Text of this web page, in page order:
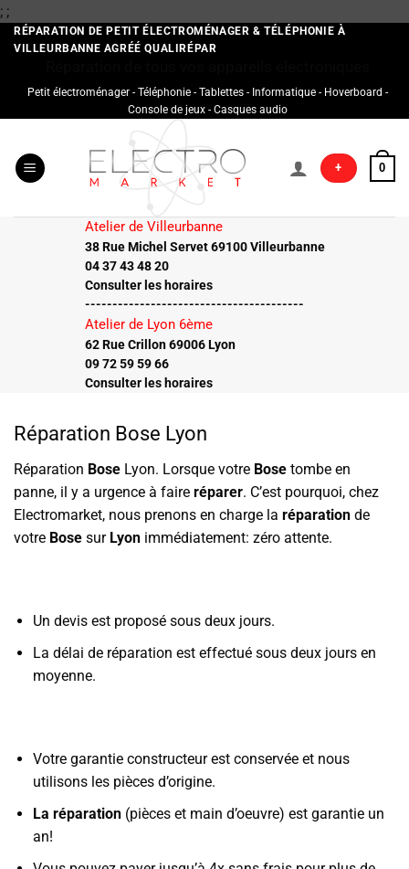
; ;Passer
au
contenu
RÉPARATION DE PETIT ÉLECTROMÉNAGER & TÉLÉPHONIE À
VILLEURBANNE AGRÉÉ QUALIRÉPAR
Petit électroménager - Téléphonie - Tablettes - Informatique - Hoverboard -
Console de jeux - Casques audio
+ 0
Atelier de Villeurbanne
38 Rue Michel Servet 69100 Villeurbanne
04 37 43 48 20
Consulter les horaires
----------------------------------------
Atelier de Lyon 6ème
62 Rue Crillon 69006 Lyon
09 72 59 59 66
Consulter les horaires
Réparation Bose Lyon
Réparation Bose Lyon. Lorsque votre Bose tombe en
panne, il y a urgence à faire réparer. C’est pourquoi, chez
Electromarket, nous prenons en charge la réparation de
votre Bose sur Lyon immédiatement: zéro attente.
Un devis est proposé sous deux jours.
La délai de réparation est effectué sous deux jours en
moyenne.
Votre garantie constructeur est conservée et nous
utilisons les pièces d’origine.
La réparation(pièces et main d’oeuvre) est garantie un
an!